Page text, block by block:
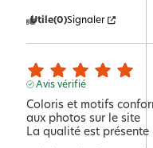
Utile(0)Signaler
Avis vérifié
Coloris et motifs
aux photos sur le site
La qualité est présente